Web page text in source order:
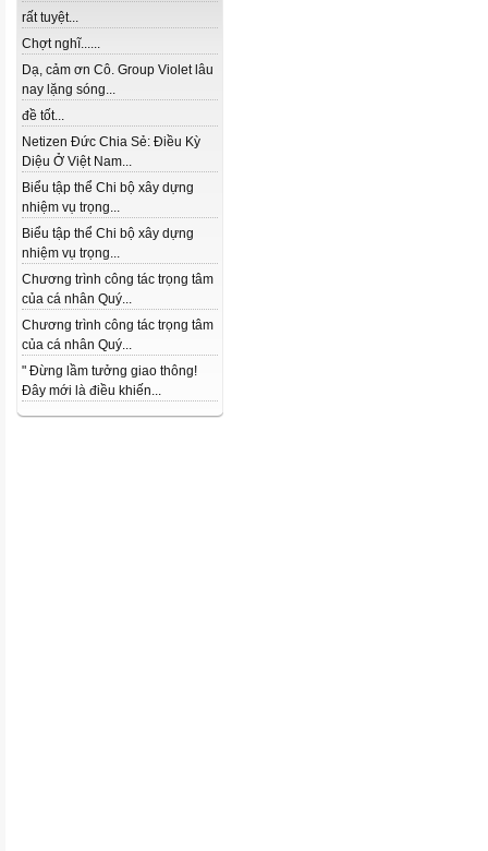
rất tuyệt...
Chợt nghĩ......
Dạ, cảm ơn Cô. Group Violet lâu
nay lặng sóng...
đề tốt...
Netizen Đức Chia Sẻ: Điều Kỳ
Diệu Ở Việt Nam...
Biểu tập thể Chi bộ xây dựng
nhiệm vụ trọng...
Biểu tập thể Chi bộ xây dựng
nhiệm vụ trọng...
Chương trình công tác trọng tâm
của cá nhân Quý...
Chương trình công tác trọng tâm
của cá nhân Quý...
" Đừng lầm tưởng giao thông!
Đây mới là điều khiến...